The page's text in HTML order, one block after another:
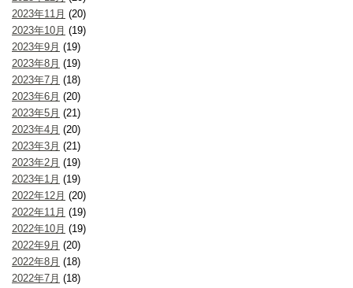
2023年11月 (20)
2023年10月 (19)
2023年9月 (19)
2023年8月 (19)
2023年7月 (18)
2023年6月 (20)
2023年5月 (21)
2023年4月 (20)
2023年3月 (21)
2023年2月 (19)
2023年1月 (19)
2022年12月 (20)
2022年11月 (19)
2022年10月 (19)
2022年9月 (20)
2022年8月 (18)
2022年7月 (18)